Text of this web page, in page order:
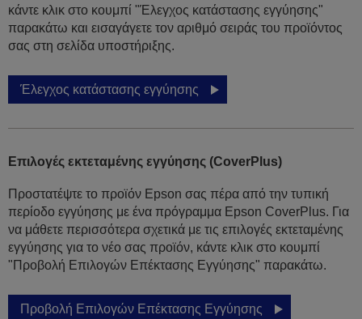
κάντε κλικ στο κουμπί "Έλεγχος κατάστασης εγγύησης"
παρακάτω και εισαγάγετε τον αριθμό σειράς του προϊόντος
σας στη σελίδα υποστήριξης.
Έλεγχος κατάστασης εγγύησης
Επιλογές εκτεταμένης εγγύησης (CoverPlus)
Προστατέψτε το προϊόν Epson σας πέρα από την τυπική
περίοδο εγγύησης με ένα πρόγραμμα Epson CoverPlus. Για
να μάθετε περισσότερα σχετικά με τις επιλογές εκτεταμένης
εγγύησης για το νέο σας προϊόν, κάντε κλικ στο κουμπί
"Προβολή Επιλογών Επέκτασης Εγγύησης" παρακάτω.
Προβολή Επιλογών Επέκτασης Εγγύησης